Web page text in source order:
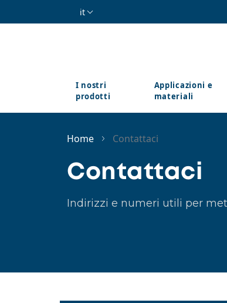
Salta al contenuto principale
it
I nostri
prodotti
Applicazioni e
materiali
Home Contattaci
Contattaci
Indirizzi e numeri utili per